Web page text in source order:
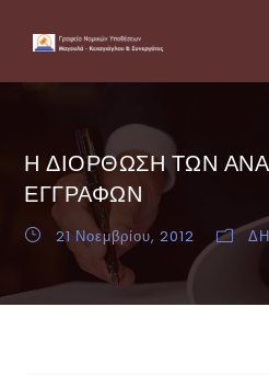
Η ΔΙΟΡΘΩΣΗ ΤΩΝ
ΕΓΓΡΑΦΩΝ
21 Νοεμβρίου, 2012